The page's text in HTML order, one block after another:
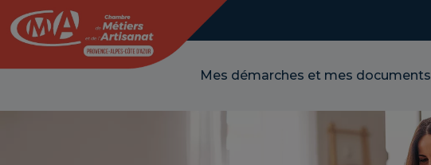
Mes démarches et mes documents
Panneau de gestion des cookies